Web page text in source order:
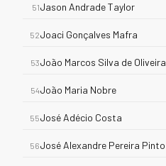
51Jason Andrade Taylor
52Joaci Gonçalves Mafra
53João Marcos Silva de Oliveira
54João Maria Nobre
55José Adécio Costa
56José Alexandre Pereira Pinto